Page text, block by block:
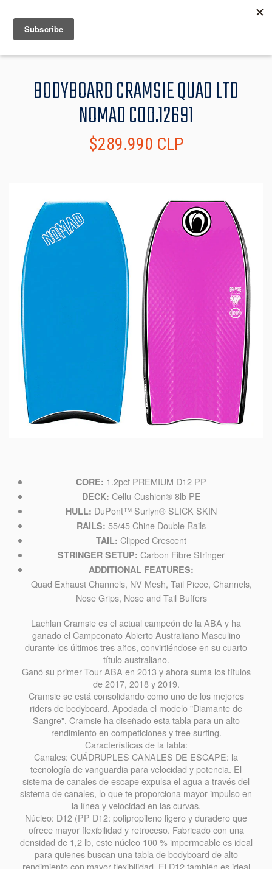
MENU
BODYBOARD CRAMSIE QUAD LTD
NOMAD COD.12691
$289.990 CLP
CORE: 1.2pcf PREMIUM D12 PP
DECK: Cellu-Cushion® 8lb PE
HULL: DuPont™ Surlyn® SLICK SKIN
RAILS:55/45 Chine Double Rails
TAIL:Clipped Crescent
STRINGER SETUP:Carbon Fibre Stringer
ADDITIONAL FEATURES:
Quad Exhaust Channels, NV Mesh, Tail Piece, Channels,
Nose Grips, Nose and Tail Buffers
Lachlan Cramsie es el actual campeón de la ABA y ha
ganado el Campeonato Abierto Australiano Masculino
durante los últimos tres años, convirtiéndose en su cuarto
título australiano.
Ganó su primer Tour ABA en 2013 y ahora suma los títulos
de 2017, 2018 y 2019.
Cramsie se está consolidando como uno de los mejores
riders de bodyboard. Apodada el modelo "Diamante de
Sangre", Cramsie ha diseñado esta tabla para un alto
rendimiento en competiciones y free surfing.
Características de la tabla:
Canales: CUÁDRUPLES CANALES DE ESCAPE: la
tecnología de vanguardia para velocidad y potencia. El
sistema de canales de escape expulsa el agua a través del
sistema de canales, lo que te proporciona mayor impulso en
la línea y velocidad en las curvas.
Núcleo: D12 (PP D12: polipropileno ligero y duradero que
ofrece mayor flexibilidad y retroceso. Fabricado con una
densidad de 1,2 lb, este núcleo 100 % impermeable es ideal
para quienes buscan una tabla de bodyboard de alto
rendimiento con mayor flexibilidad. El D12 también es ideal